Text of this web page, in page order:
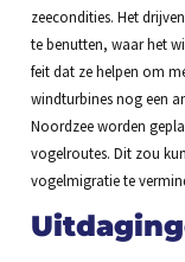
zeecondities. Het
te benutten, waar het
feit dat ze helpen om
windturbines nog een
Noordzee worden
vogelroutes. Dit zou
vogelmigratie te